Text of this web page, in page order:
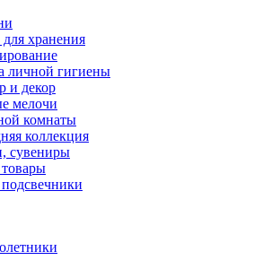
хранения
личной гигиены
и декор
мелочи
комнаты
коллекция
сувениры